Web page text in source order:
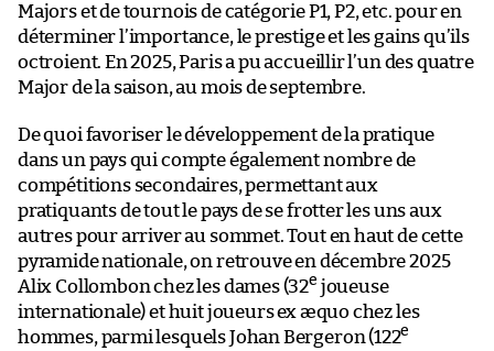
Majors et de tournois de catégorie P1, P2, etc. pour en
déterminer l’importance, le prestige et les gains qu’ils
octroient. En 2025, Paris a pu accueillir l’un des quatre
Major de la saison, au mois de septembre.
De quoi favoriser le développement de la pratique
dans un pays qui compte également nombre de
compétitions secondaires, permettant aux
pratiquants de tout le pays de se frotter les uns aux
autres pour arriver au sommet. Tout en haut de cette
pyramide nationale, on retrouve en décembre 2025
Alix Collombon chez les dames (32e joueuse
internationale) et huit joueurs ex æquo chez les
hommes, parmi lesquels Johan Bergeron (122e